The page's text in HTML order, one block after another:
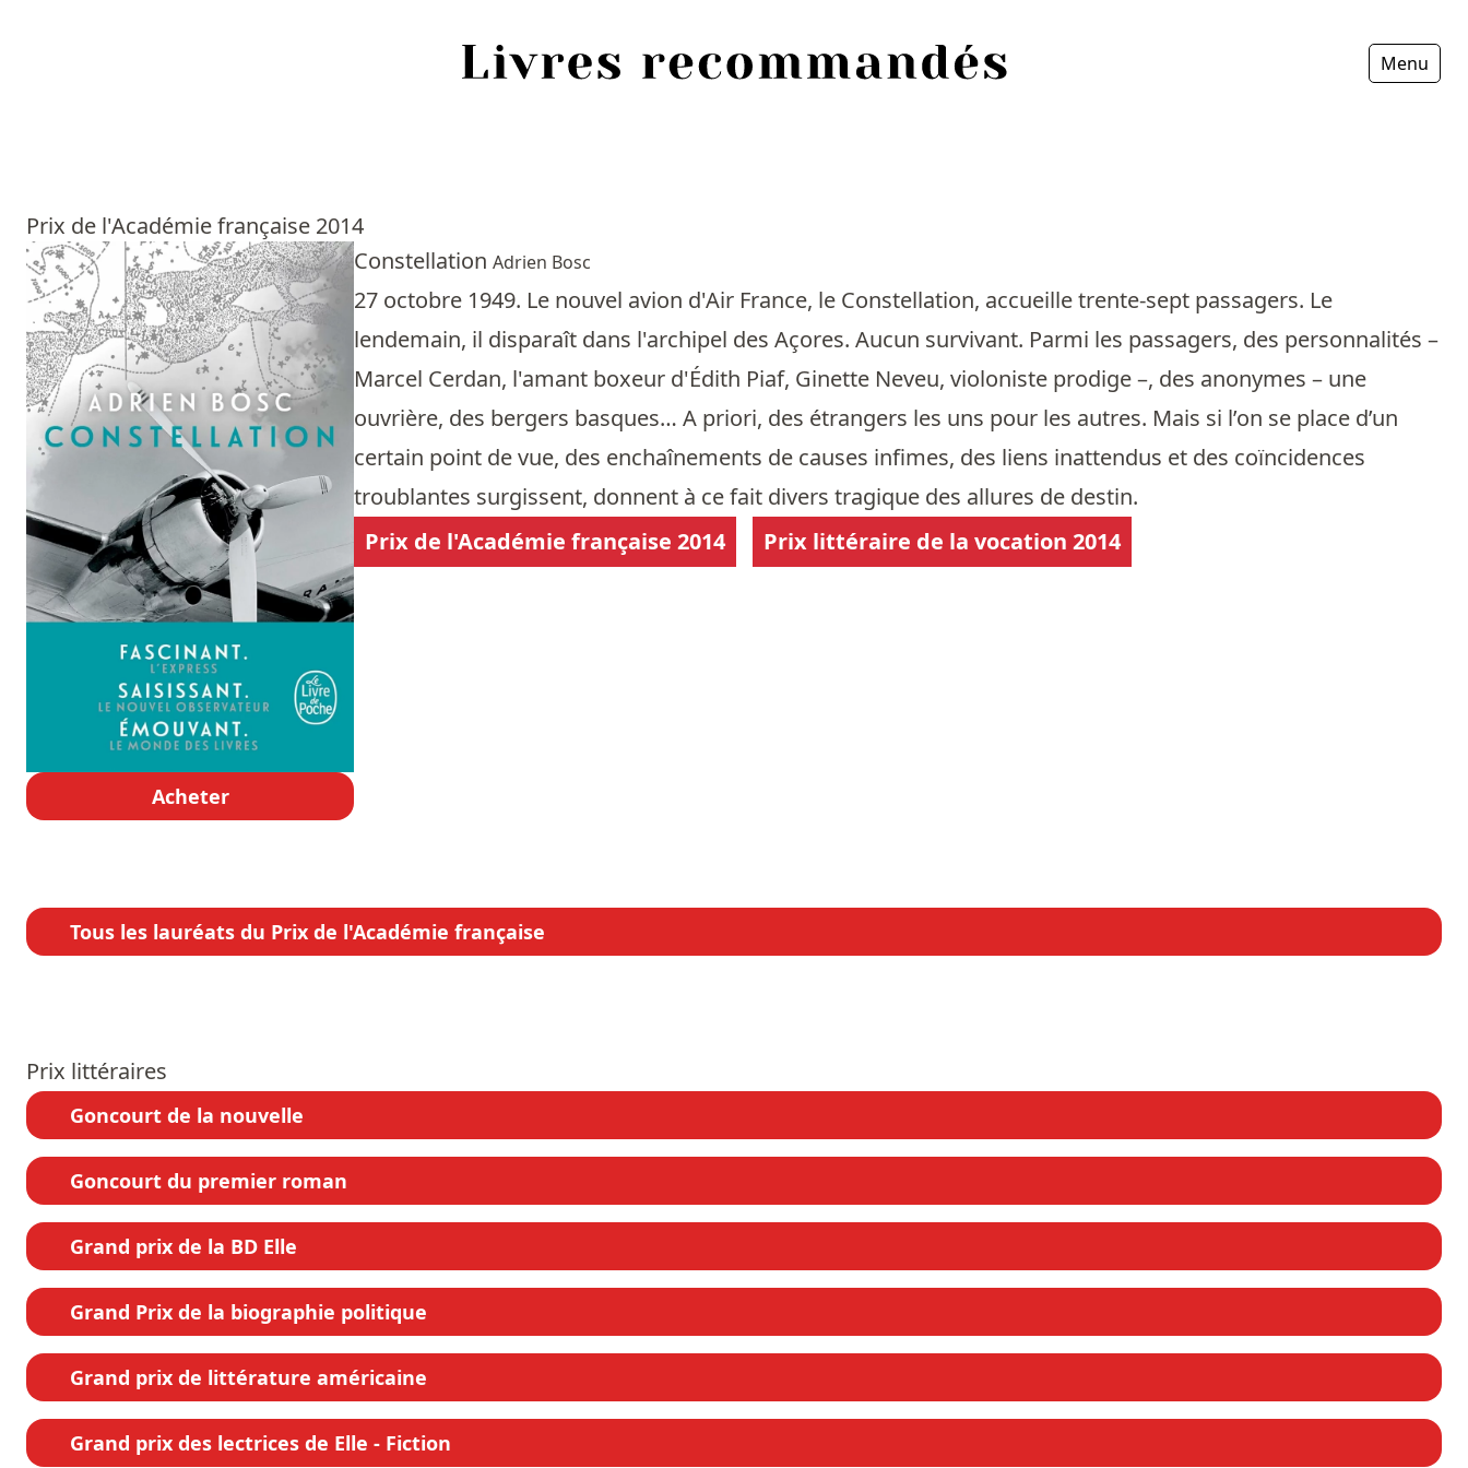
Menu
Prix de l'Académie française 2014
Acheter
Constellation Adrien Bosc
27 octobre 1949. Le nouvel avion d'Air France, le Constellation, accueille trente-sept passagers. Le
lendemain, il disparaît dans l'archipel des Açores. Aucun survivant. Parmi les passagers, des personnalités –
Marcel Cerdan, l'amant boxeur d'Édith Piaf, Ginette Neveu, violoniste prodige –, des anonymes – une
ouvrière, des bergers basques… A priori, des étrangers les uns pour les autres. Mais si l’on se place d’un
certain point de vue, des enchaînements de causes infimes, des liens inattendus et des coïncidences
troublantes surgissent, donnent à ce fait divers tragique des allures de destin.
Prix de l'Académie française 2014
Prix littéraire de la vocation 2014
Tous les lauréats du Prix de l'Académie française
Prix littéraires
Goncourt de la nouvelle
Goncourt du premier roman
Grand prix de la BD Elle
Grand Prix de la biographie politique
Grand prix de littérature américaine
Grand prix des lectrices de Elle - Fiction
Sources
Personnes
Livres
Livres les plus recommandés
Prix littéraires